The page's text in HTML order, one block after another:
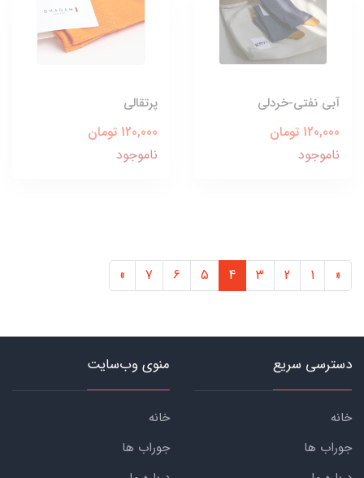
آبی نفتی-خردلی
120,000 تومان
ناموجود
پرتقالی
120,000 تومان
ناموجود
«
1
2
3
4
5
6
7
»
دسترسی سریع
خانه
جوراب ها
منوی وب‌سایت
خانه
جوراب ها